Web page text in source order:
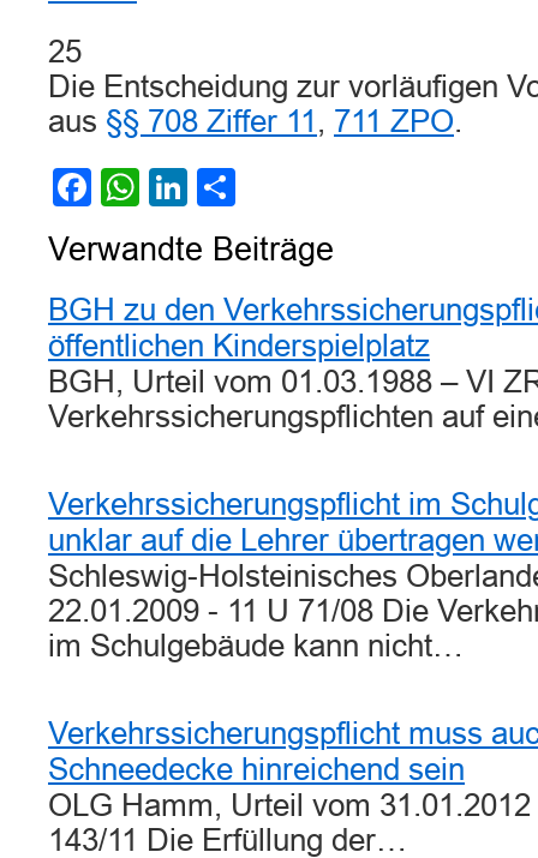
25
Die Entscheidung zur vorläufigen
aus §§ 708 Ziffer 11 , 711 ZPO.
Facebook
WhatsApp
LinkedIn
Verwandte Beiträge
BGH zu den
öffentlichen Kinderspielplatz
BGH, Urteil vom 01.03.1988 – VI
Verkehrssicherungspflichten auf
Verkehrssicherungspflicht im
unklar auf die Lehrer übertragen
Schleswig-Holsteinisches
22.01.2009 - 11 U 71/08 Die
im Schulgebäude kann nicht…
Verkehrssicherungspflicht muss
Schneedecke hinreichend sein
OLG Hamm, Urteil vom
143/11 Die Erfüllung der…